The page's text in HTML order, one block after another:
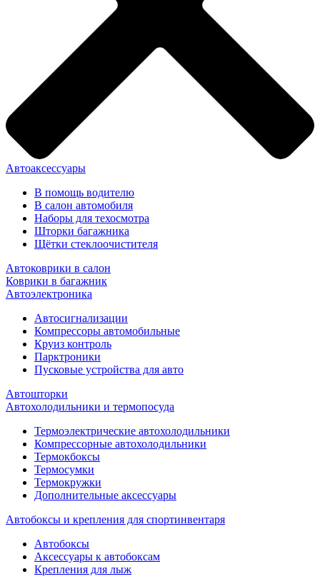
Автоаксессуары
В помощь водителю
В салон автомобиля
Наборы для техосмотра
Шторки багажника
Щётки стеклоочистителя
Автоковрики в салон
Коврики в багажник
Автоэлектроника
Автосигнализации
Компрессоры автомобильные
Круиз контроль
Парктроники
Пусковые устройства для авто
Автошторки
Автохолодильники и термопосуда
Термоэлектрические автохолодильники
Компрессорные автохолодильники
Термокбоксы
Термосумки
Термокружки
Дополнительные аксессуары
Автобоксы и крепления для спортинвентаря
Автобоксы
Аксессуары к автобоксам
Крепления для лыж